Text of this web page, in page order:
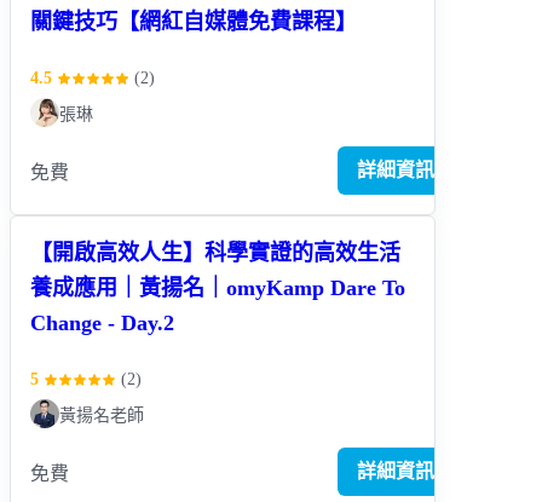
關鍵技巧【網紅自媒體免費課程】
4.5 (2)
張琳
免費 詳細資訊
【開啟高效人生】科學實證的高效生活
養成應用｜黃揚名｜omyKamp Dare To
Change - Day.2
5 (2)
黃揚名老師
免費 詳細資訊